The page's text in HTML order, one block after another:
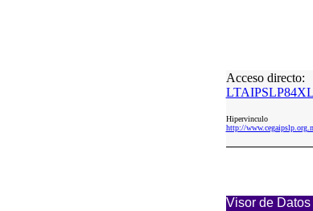
Acceso directo:
Hipervinculo
http://
Visor de